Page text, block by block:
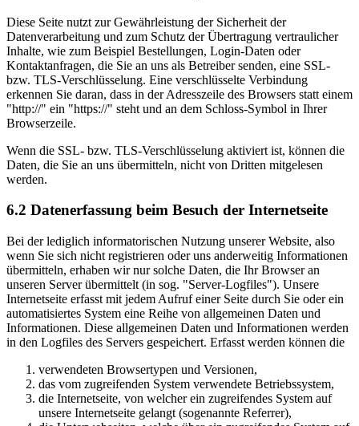
Diese Seite nutzt zur Gewährleistung der Sicherheit der
Datenverarbeitung und zum Schutz der Übertragung vertraulicher
Inhalte, wie zum Beispiel Bestellungen, Login-Daten oder
Kontaktanfragen, die Sie an uns als Betreiber senden, eine SSL-
bzw. TLS-Verschlüsselung. Eine verschlüsselte Verbindung
erkennen Sie daran, dass in der Adresszeile des Browsers statt einem
"http://" ein "https://" steht und an dem Schloss-Symbol in Ihrer
Browserzeile.
Wenn die SSL- bzw. TLS-Verschlüsselung aktiviert ist, können die
Daten, die Sie an uns übermitteln, nicht von Dritten mitgelesen
werden.
6.2 Datenerfassung beim Besuch der Internetseite
Bei der lediglich informatorischen Nutzung unserer Website, also
wenn Sie sich nicht registrieren oder uns anderweitig Informationen
übermitteln, erhaben wir nur solche Daten, die Ihr Browser an
unseren Server übermittelt (in sog. "Server-Logfiles"). Unsere
Internetseite erfasst mit jedem Aufruf einer Seite durch Sie oder ein
automatisiertes System eine Reihe von allgemeinen Daten und
Informationen. Diese allgemeinen Daten und Informationen werden
in den Logfiles des Servers gespeichert. Erfasst werden können die
verwendeten Browsertypen und Versionen,
das vom zugreifenden System verwendete Betriebssystem,
die Internetseite, von welcher ein zugreifendes System auf
unsere Internetseite gelangt (sogenannte Referrer),